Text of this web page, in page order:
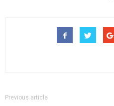
Previous article